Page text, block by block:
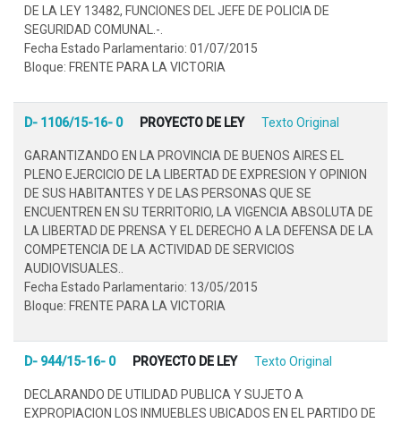
DE LA LEY 13482, FUNCIONES DEL JEFE DE POLICIA DE
SEGURIDAD COMUNAL.-.
Fecha Estado Parlamentario: 01/07/2015
Bloque: FRENTE PARA LA VICTORIA
D- 1106/15-16- 0 PROYECTO DE LEY Texto Original
GARANTIZANDO EN LA PROVINCIA DE BUENOS AIRES EL
PLENO EJERCICIO DE LA LIBERTAD DE EXPRESION Y OPINION
DE SUS HABITANTES Y DE LAS PERSONAS QUE SE
ENCUENTREN EN SU TERRITORIO, LA VIGENCIA ABSOLUTA DE
LA LIBERTAD DE PRENSA Y EL DERECHO A LA DEFENSA DE LA
COMPETENCIA DE LA ACTIVIDAD DE SERVICIOS
AUDIOVISUALES..
Fecha Estado Parlamentario: 13/05/2015
Bloque: FRENTE PARA LA VICTORIA
D- 944/15-16- 0 PROYECTO DE LEY Texto Original
DECLARANDO DE UTILIDAD PUBLICA Y SUJETO A
EXPROPIACION LOS INMUEBLES UBICADOS EN EL PARTIDO DE